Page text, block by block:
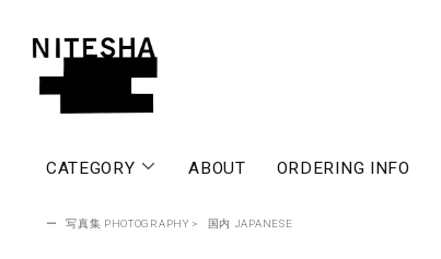
CATEGORY ABOUT ORDERING INFO
ー 写真集 PHOTOGRAPHY > 国内 JAPANESE